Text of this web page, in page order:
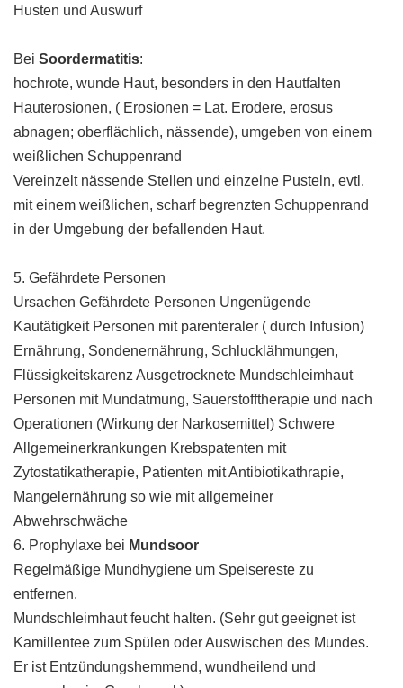
Husten und Auswurf
Bei Soordermatitis:
hochrote, wunde Haut, besonders in den Hautfalten
Hauterosionen, ( Erosionen = Lat. Erodere, erosus
abnagen; oberflächlich, nässende), umgeben von einem
weißlichen Schuppenrand
Vereinzelt nässende Stellen und einzelne Pusteln, evtl.
mit einem weißlichen, scharf begrenzten Schuppenrand
in der Umgebung der befallenden Haut.
5. Gefährdete Personen
Ursachen Gefährdete Personen Ungenügende
Kautätigkeit Personen mit parenteraler ( durch Infusion)
Ernährung, Sondenernährung, Schlucklähmungen,
Flüssigkeitskarenz Ausgetrocknete Mundschleimhaut
Personen mit Mundatmung, Sauerstofftherapie und nach
Operationen (Wirkung der Narkosemittel) Schwere
Allgemeinerkrankungen Krebspatenten mit
Zytostatikatherapie, Patienten mit Antibiotikathrapie,
Mangelernährung so wie mit allgemeiner
Abwehrschwäche
6. Prophylaxe bei Mundsoor
Regelmäßige Mundhygiene um Speisereste zu
entfernen.
Mundschleimhaut feucht halten. (Sehr gut geeignet ist
Kamillentee zum Spülen oder Auswischen des Mundes.
Er ist Entzündungshemmend, wundheilend und